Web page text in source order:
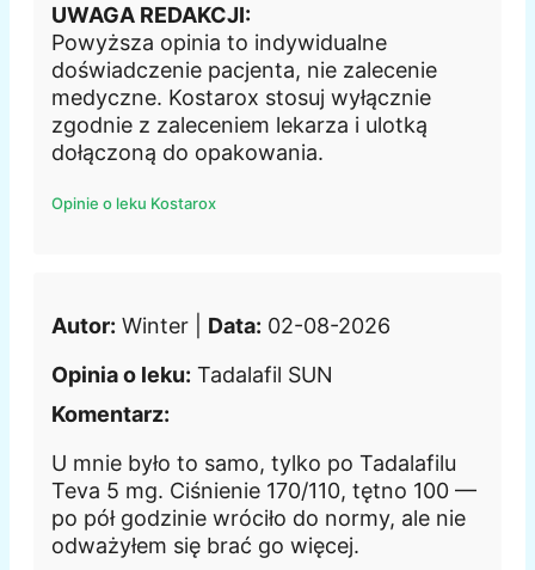
UWAGA REDAKCJI:
Powyższa opinia to indywidualne
doświadczenie pacjenta, nie zalecenie
medyczne. Kostarox stosuj wyłącznie
zgodnie z zaleceniem lekarza i ulotką
dołączoną do opakowania.
Opinie o leku Kostarox
Autor: Winter | Data: 02-08-2026
Opinia o leku: Tadalafil SUN
Komentarz:
U mnie było to samo, tylko po Tadalafilu
Teva 5 mg. Ciśnienie 170/110, tętno 100 —
po pół godzinie wróciło do normy, ale nie
odważyłem się brać go więcej.